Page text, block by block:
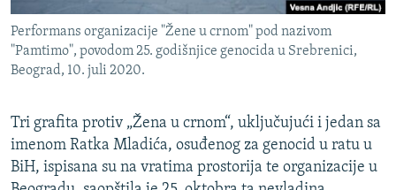
POPLAVE I KLIZIŠTA U BIH 2024.
TV LIBERTY
MOJA EVROPA
TRI DECENIJE OD RATA U BIH
Sve RFE/RL stranice
Performans organizacije "Žene u crnom" pod nazivom
"Pamtimo", povodom 25. godišnjice genocida u Srebrenici,
Beograd, 10. juli 2020.
Tri grafita protiv „Žena u crnom“, uključujući i jedan sa
imenom Ratka Mladića, osuđenog za genocid u ratu u
BiH, ispisana su na vratima prostorija te organizacije u